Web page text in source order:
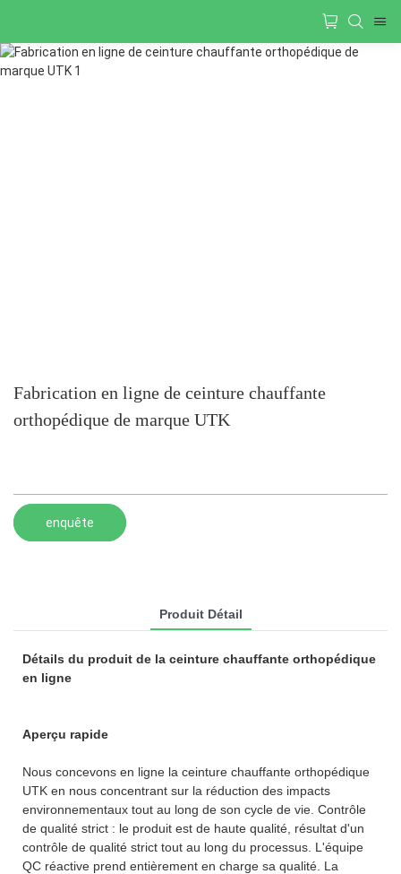
Fabrication en ligne de ceinture chauffante
orthopédique de marque UTK
enquête
Produit Détail
Détails du produit de la ceinture chauffante orthopédique
en ligne
Aperçu rapide
Nous concevons en ligne la ceinture chauffante orthopédique
UTK en nous concentrant sur la réduction des impacts
environnementaux tout au long de son cycle de vie. Contrôle
de qualité strict : le produit est de haute qualité, résultat d'un
contrôle de qualité strict tout au long du processus. L'équipe
QC réactive prend entièrement en charge sa qualité. La